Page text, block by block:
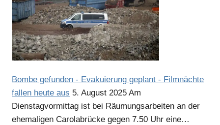
Anzeige
Bombe gefunden - Evakuierung geplant - Filmnächte
fallen heute aus 5. August 2025 Am
Dienstagvormittag ist bei Räumungsarbeiten an der
ehemaligen Carolabrücke gegen 7.50 Uhr eine…